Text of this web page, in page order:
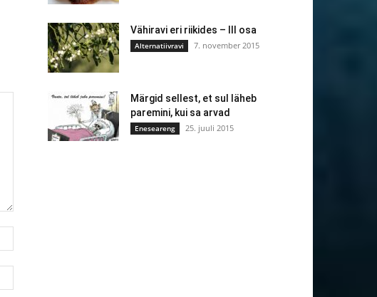
Vähiravi eri riikides – III osa
Alternatiivravi 7. november 2015
Märgid sellest, et sul läheb
paremini, kui sa arvad
Eneseareng 25. juuli 2015